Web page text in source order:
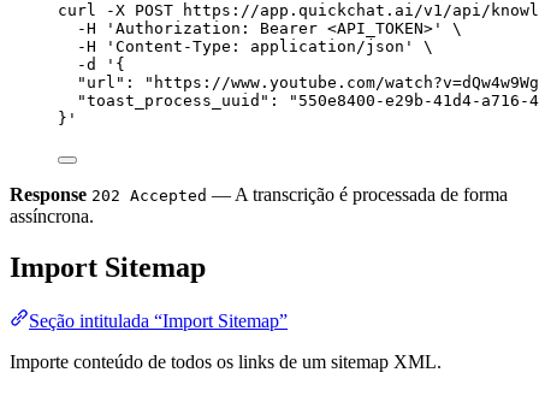
curl -X POST
https://app.quickchat.ai/v1/api/
-H
'Authorization: Bearer <API_TOKEN>'
\
-H
'Content-Type: application/json'
\
-d
'{
"url": "https://www.youtube.com/
"toast_process_uuid": "550e8400-e29b-41d4-a716-
}'
Response 202 Accepted — A transcrição é processada de forma
assíncrona.
Import Sitemap
Seção intitulada “Import Sitemap”
Importe conteúdo de todos os links de um sitemap XML.